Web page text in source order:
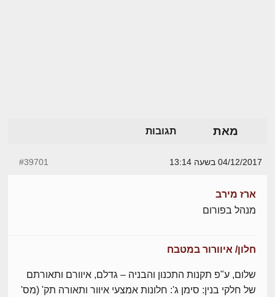
מאת תגובות
04/12/2017 בשעה 13:14 #39701
ארז מירב
מנהל בפורום
חלון/ איוורור במטבח
שלום, ע"פ תקנות התכנון והבניה – גדלם, איוורם ותאורתם
של חלקי בנין: סימן ג': חלונות אמצעי איוור ותאורה תק' (מס'